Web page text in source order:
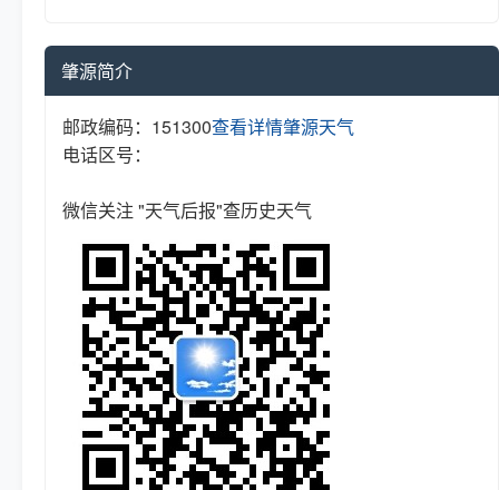
肇源简介
邮政编码：151300
电话区号：
查看详情肇源天气
微信关注 "天气后报"查历史天气